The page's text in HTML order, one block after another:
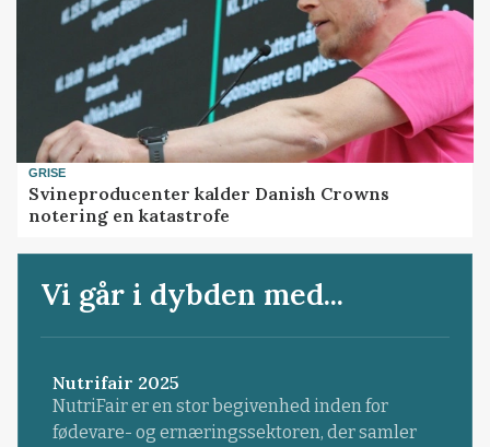
GRISE
Svineproducenter kalder Danish Crowns
notering en katastrofe
Vi går i dybden med...
Nutrifair 2025
NutriFair er en stor begivenhed inden for
fødevare- og ernæringssektoren, der samler